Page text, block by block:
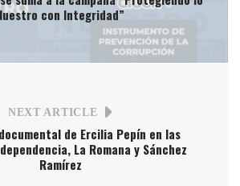
con Integridad”
NEXT ARTICLE
de Ercilia Pepín en las
La Romana y Sánchez
Ramírez